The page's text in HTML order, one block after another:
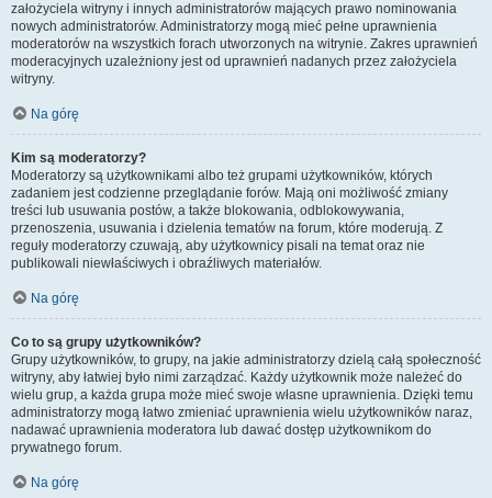
założyciela witryny i innych administratorów mających prawo nominowania
nowych administratorów. Administratorzy mogą mieć pełne uprawnienia
moderatorów na wszystkich forach utworzonych na witrynie. Zakres uprawnień
moderacyjnych uzależniony jest od uprawnień nadanych przez założyciela
witryny.
Na górę
Kim są moderatorzy?
Moderatorzy są użytkownikami albo też grupami użytkowników, których
zadaniem jest codzienne przeglądanie forów. Mają oni możliwość zmiany
treści lub usuwania postów, a także blokowania, odblokowywania,
przenoszenia, usuwania i dzielenia tematów na forum, które moderują. Z
reguły moderatorzy czuwają, aby użytkownicy pisali na temat oraz nie
publikowali niewłaściwych i obraźliwych materiałów.
Na górę
Co to są grupy użytkowników?
Grupy użytkowników, to grupy, na jakie administratorzy dzielą całą społeczność
witryny, aby łatwiej było nimi zarządzać. Każdy użytkownik może należeć do
wielu grup, a każda grupa może mieć swoje własne uprawnienia. Dzięki temu
administratorzy mogą łatwo zmieniać uprawnienia wielu użytkowników naraz,
nadawać uprawnienia moderatora lub dawać dostęp użytkownikom do
prywatnego forum.
Na górę